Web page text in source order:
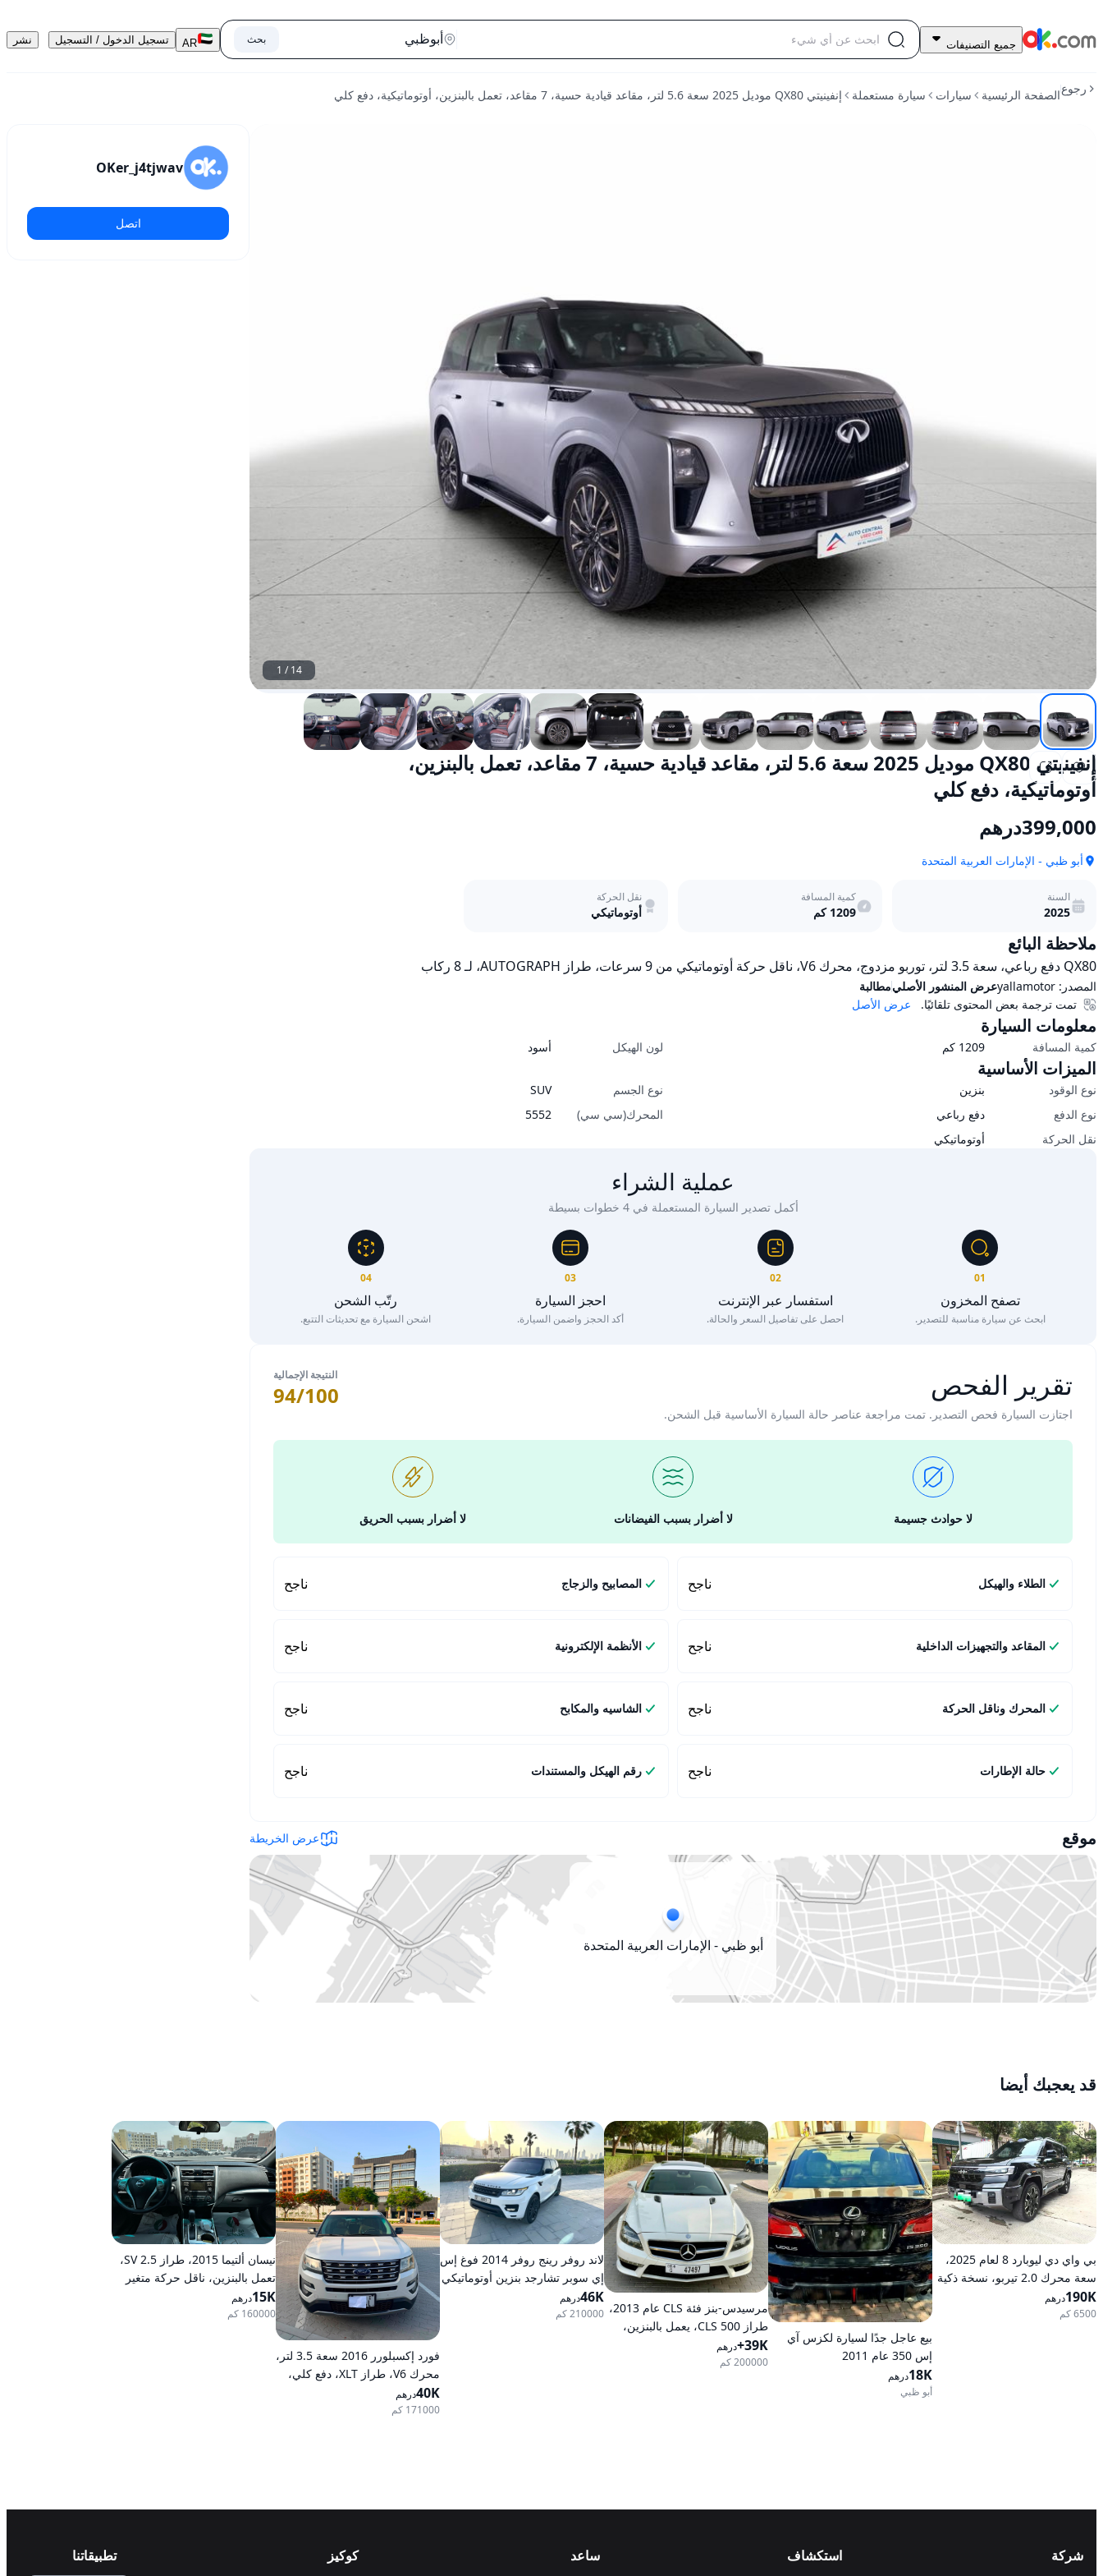
399,000
إنفينيتي
جميع التصنيفات بحث AR تسجيل الدخول / التسجيل نشر
رجوعالصفحة الرئيسية سيارات سيارة مستعملة إنفينيتي QX80 موديل 2025 سعة 5.6 لتر، مقاعد قيادية حسية، 7 مقاعد، تعمل بالبنزين، أوتوماتيكية، دفع كلي
1 /14
إنفينيتي QX80 موديل 2025 سعة 5.6 لتر، مقاعد قيادية حسية، 7 مقاعد، تعمل بالبنزين،
أوتوماتيكية، دفع كلي
399,000درهم
أبو ظبي - الإمارات العربية المتحدة
السنة
2025
كمية المسافة
1209 كم
نقل الحركة
أوتوماتيكي
ملاحظة البائع
QX80 دفع رباعي، سعة 3.5 لتر، توربو مزدوج، محرك V6، ناقل حركة أوتوماتيكي من 9 سرعات، طراز AUTOGRAPH، لـ 8 ركاب
المصدر: yallamotorعرض المنشور الأصليمطالبة
عرض الأصل
تمت ترجمة بعض المحتوى تلقائيًا.
معلومات السيارة
كمية المسافة 1209 كم لون الهيكل أسود
الميزات الأساسية
نوع الوقود بنزين نوع الجسم
SUV
نوع الدفع
دفع رباعي المحرك(سي سي)
5552
نقل الحركة
أوتوماتيكي
عملية الشراء
أكمل تصدير السيارة المستعملة في 4 خطوات بسيطة
01
تصفح المخزون
ابحث عن سيارة مناسبة للتصدير.
02
استفسار عبر الإنترنت
احصل على تفاصيل السعر والحالة.
03
احجز السيارة
أكد الحجز واضمن السيارة.
04
رتّب الشحن
اشحن السيارة مع تحديثات التتبع.
تقرير الفحص
اجتازت السيارة فحص التصدير. تمت مراجعة عناصر حالة السيارة الأساسية قبل الشحن.
النتيجة الإجمالية
94/100
لا حوادث جسيمة لا أضرار بسبب الفيضانات لا أضرار بسبب الحريق
الطلاء والهيكل ناجح المصابيح والزجاج ناجح
المقاعد والتجهيزات الداخلية ناجح الأنظمة الإلكترونية ناجح
المحرك وناقل الحركة ناجح الشاسيه والمكابح ناجح
حالة الإطارات ناجح رقم الهيكل والمستندات ناجح
موقع عرض الخريطة
أبو ظبي - الإمارات العربية المتحدة
OKer_j4tjwav
اتصل
قد يعجبك أيضا
بي واي دي ليوبارد 8 لعام 2025،
سعة محرك 2.0 تيربو، نسخة ذكية
رائدة هجينة ذات دفع كلي على
العجلات
190Kدرهم
6500 كم
بيع عاجل جدًا لسيارة لكزس آي
إس 350 عام 2011
18Kدرهم
أبو ظبي
مرسيدس-بنز فئة CLS عام 2013،
طراز CLS 500، يعمل بالبنزين،
أوتوماتيكي، دفع خلفي
39K+ درهم
200000 كم
لاند روفر رينج روفر 2014 فوغ إس
إي سوبر تشارجد بنزين أوتوماتيكي
بدفع كلي للعجلات
46Kدرهم
210000 كم
فورد إكسبلورر 2016 سعة 3.5 لتر،
محرك V6، طراز XLT، دفع كلي،
خيارات متوسطة، تعمل بالبنزين،
أوتوماتيكية، دفع كلي
40Kدرهم
171000 كم
نيسان ألتيما 2015، طراز 2.5 SV،
تعمل بالبنزين، ناقل حركة متغير
مستمر (CVT)، دفع أمامي
15Kدرهم
160000 كم
شركة استكشاف ساعد كوكيز تطبيقاتنا